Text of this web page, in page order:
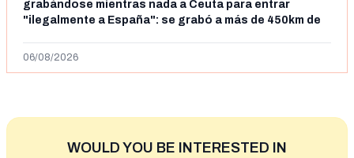
grabándose mientras nada a Ceuta para entrar
"ilegalmente a España": se grabó a más de 450km de
06/08/2026
WOULD YOU BE INTERESTED IN